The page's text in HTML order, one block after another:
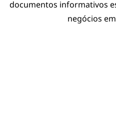
documentos informativos
negócios